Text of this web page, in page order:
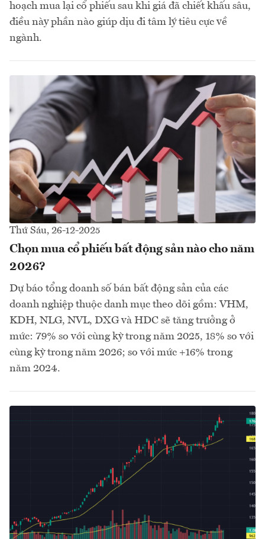
hoạch mua lại cổ phiếu sau khi giá đã chiết khấu sâu,
điều này phần nào giúp dịu đi tâm lý tiêu cực về
ngành.
Thứ Sáu, 26-12-2025
Chọn mua cổ phiếu bất động sản nào cho năm
2026?
Dự báo tổng doanh số bán bất động sản của các
doanh nghiệp thuộc danh mục theo dõi gồm: VHM,
KDH, NLG, NVL, DXG và HDC sẽ tăng trưởng ở
mức: 79% so với cùng kỳ trong năm 2025, 18% so với
cùng kỳ trong năm 2026; so với mức +16% trong
năm 2024.